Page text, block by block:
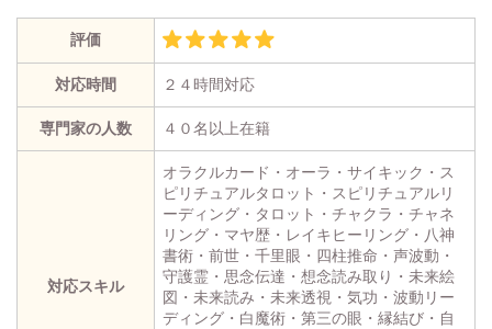
評価
対応時間 ２４時間対応
専門家の人数 ４０名以上在籍
対応スキル
オラクルカード・オーラ・サイキック・ス
ピリチュアルタロット・スピリチュアルリ
ーディング・タロット・チャクラ・チャネ
リング・マヤ歴・レイキヒーリング・八神
書術・前世・千里眼・四柱推命・声波動・
守護霊・思念伝達・想念読み取り・未来絵
図・未来読み・未来透視・気功・波動リー
ディング・白魔術・第三の眼・縁結び・自